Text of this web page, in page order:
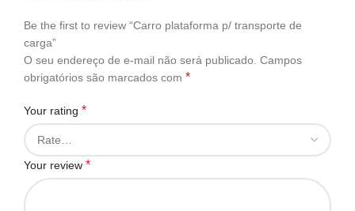
Be the first to review “Carro plataforma p/ transporte de
carga”
O seu endereço de e-mail não será publicado. Campos
obrigatórios são marcados com *
Your rating *
Your review *